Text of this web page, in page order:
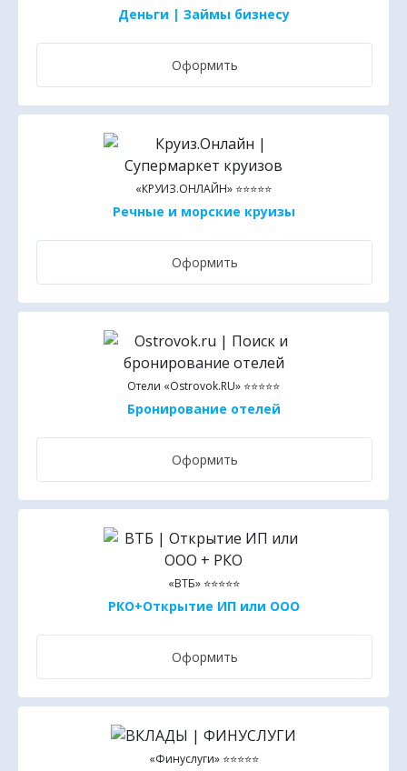
Деньги | Займы бизнесу
Оформить
«КРУИЗ.ОНЛАЙН» ⭐⭐⭐⭐⭐
Речные и морские круизы
Оформить
Отели «Ostrovok.RU» ⭐⭐⭐⭐⭐
Бронирование отелей
Оформить
«ВТБ» ⭐⭐⭐⭐⭐
РКО+Открытие ИП или ООО
Оформить
«Финуслуги» ⭐⭐⭐⭐⭐